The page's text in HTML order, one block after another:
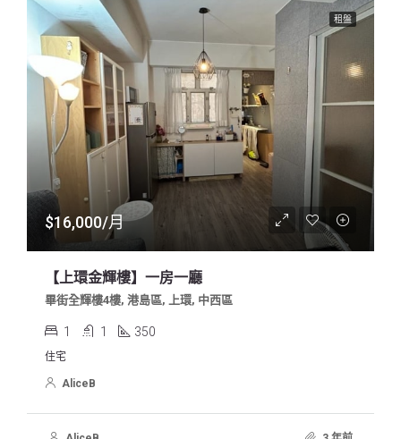
租盤
$16,000/月
【上環金輝樓】一房一廳
畢街全輝樓4樓, 港島區, 上環, 中西區
1 1 350
住宅
AliceB